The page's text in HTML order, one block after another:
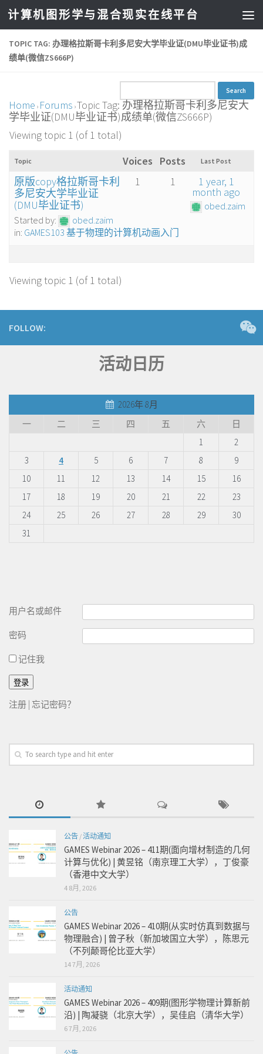
计算机图形学与混合现实在线平台
TOPIC TAG: 办理格拉斯哥卡利多尼安大学毕业证(DMU毕业证书)成
绩单(微信ZS666P)
Home › Forums ›Topic Tag: 办理格拉斯哥卡利多尼安大
学毕业证(DMU毕业证书)成绩单(微信ZS666P)
Viewing topic 1 (of 1 total)
Topic Voices Posts Last Post
原版copy格拉斯哥卡利
多尼安大学毕业证
(DMU毕业证书)
Started by:
obed.zaim
in: GAMES103 基于物理的计算机动画入门
1 1 1 year, 1
month ago
obed.zaim
Viewing topic 1 (of 1 total)
FOLLOW:
活动日历
2026年 8月
一
二 三 四 五 六
日
1
2
3
4 5 6 7 8
9
10
11 12 13 14 15
16
17
18 19 20 21 22
23
24
25 26 27 28 29
30
31
用户名或邮件
密码
记住我
注册 忘记密码？
公告 /活动通知
GAMES Webinar 2026 – 411期(面向增材制造的几何
计算与优化) | 黄昱铭（南京理工大学），丁俊豪
（香港中文大学）
4 8月, 2026
公告
GAMES Webinar 2026 – 410期(从实时仿真到数据与
物理融合) | 曾子秋（新加坡国立大学），陈思元
（不列颠哥伦比亚大学）
14 7月, 2026
活动通知
GAMES Webinar 2026 – 409期(图形学物理计算新前
沿) | 陶凝骁（北京大学），吴佳启（清华大学）
6 7月, 2026